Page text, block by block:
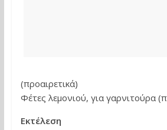
(προαιρετικά)
Φέτες λεμονιού, για γαρνιτούρα
Εκτέλεση